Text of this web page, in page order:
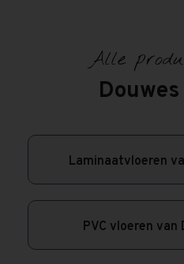
Alle
Laminaatvloeren
PVC vloeren van